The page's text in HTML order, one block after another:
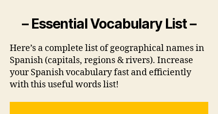
– Essential Vocabulary List –
Here’s a complete list of geographical names in
Spanish (capitals, regions & rivers). Increase
your Spanish vocabulary fast and efficiently
with this useful words list!